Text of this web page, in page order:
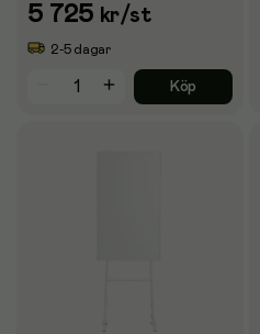
5 725 kr/st
2-5 dagar
Köp